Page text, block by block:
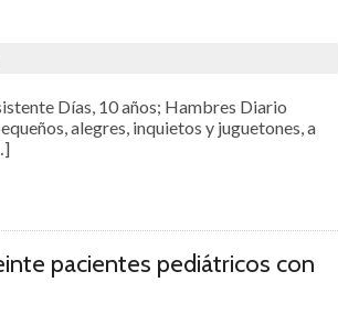
Días, 10 años; Hambres Diario
alegres, inquietos y juguetones, a
pacientes pediátricos con